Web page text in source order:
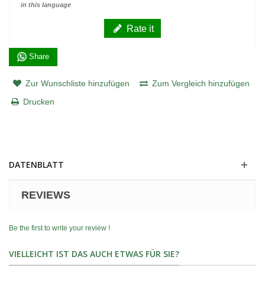
in this language
Rate it
Share
Zur Wunschliste hinzufügen
Zum Vergleich hinzufügen
Drucken
DATENBLATT
REVIEWS
Be the first to write your review !
VIELLEICHT IST DAS AUCH ETWAS FÜR SIE?